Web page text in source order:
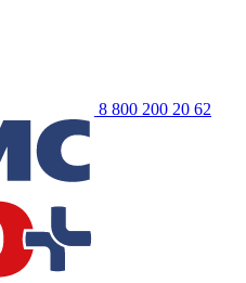
8 800 200 20 62